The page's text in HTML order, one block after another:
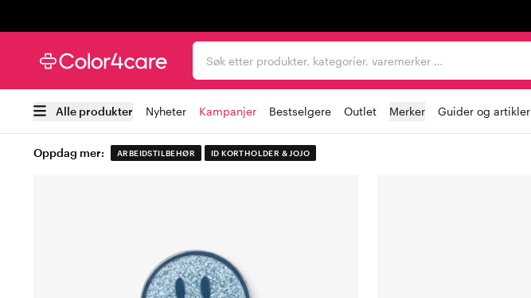
Søk etter produkter, kategorier, varemerker …
Alle produkter Nyheter Kampanjer Bestselgere Outlet Merker Guider og artikler
Oppdag mer: ARBEIDSTILBEHØR ID KORTHOLDER & JOJO